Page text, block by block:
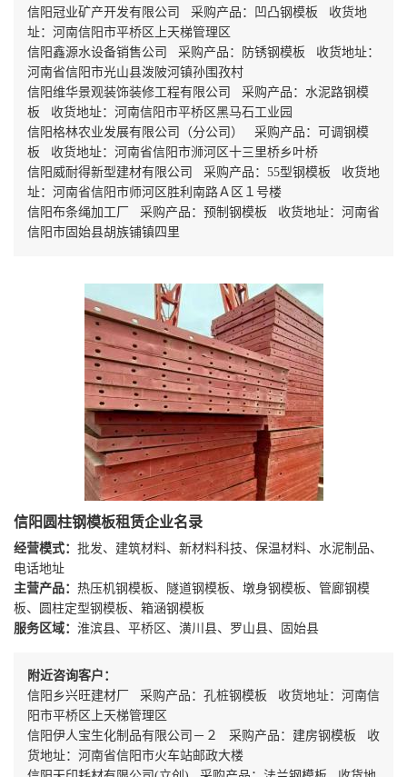
信阳冠业矿产开发有限公司 采购产品：凹凸钢模板 收货地
址：河南信阳市平桥区上天梯管理区
信阳鑫源水设备销售公司 采购产品：防锈钢模板 收货地址：
河南省信阳市光山县泼陂河镇孙围孜村
信阳维华景观装饰装修工程有限公司 采购产品：水泥路钢模
板 收货地址：河南信阳市平桥区黑马石工业园
信阳格林农业发展有限公司（分公司） 采购产品：可调钢模
板 收货地址：河南省信阳市浉河区十三里桥乡叶桥
信阳威耐得新型建材有限公司 采购产品：55型钢模板 收货地
址：河南省信阳市师河区胜利南路Ａ区１号楼
信阳布条绳加工厂 采购产品：预制钢模板 收货地址：河南省
信阳市固始县胡族铺镇四里
信阳圆柱钢模板租赁企业名录
经营模式： 批发、建筑材料、新材料科技、保温材料、水泥制品、
电话地址
主营产品： 热压机钢模板、隧道钢模板、墩身钢模板、管廊钢模
板、圆柱定型钢模板、箱涵钢模板
服务区域： 淮滨县、平桥区、潢川县、罗山县、固始县
附近咨询客户：
信阳乡兴旺建材厂 采购产品：孔桩钢模板 收货地址：河南信
阳市平桥区上天梯管理区
信阳伊人宝生化制品有限公司－２ 采购产品：建房钢模板 收
货地址：河南省信阳市火车站邮政大楼